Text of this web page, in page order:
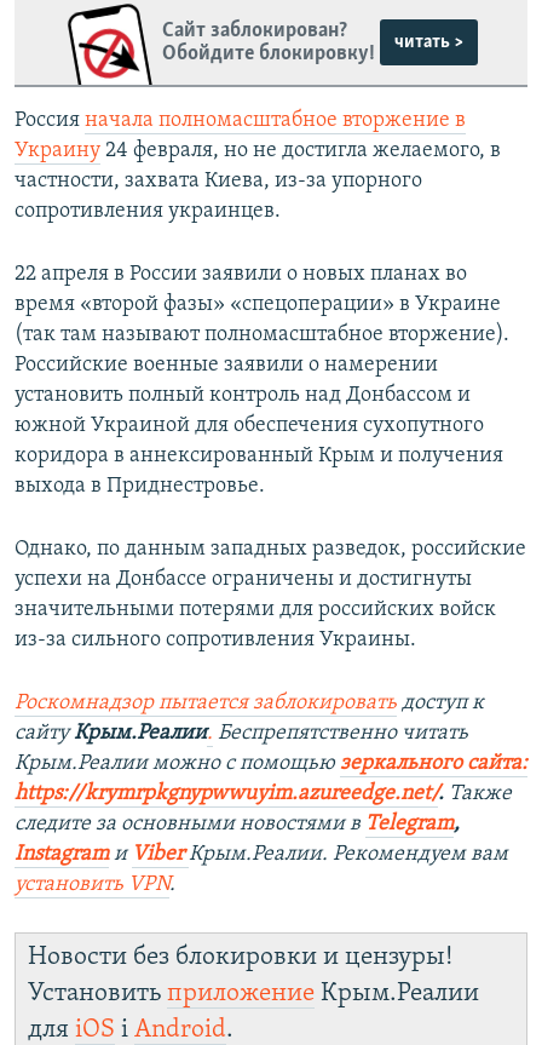
Сайт заблокирован?
Обойдите блокировку!
читать >
Россия начала полномасштабное вторжение в
Украину 24 февраля, но не достигла желаемого, в
частности, захвата Киева, из-за упорного
сопротивления украинцев.
22 апреля в России заявили о новых планах во
время «второй фазы» «спецоперации» в Украине
(так там называют полномасштабное вторжение).
Российские военные заявили о намерении
установить полный контроль над Донбассом и
южной Украиной для обеспечения сухопутного
коридора в аннексированный Крым и получения
выхода в Приднестровье.
Однако, по данным западных разведок, российские
успехи на Донбассе ограничены и достигнуты
значительными потерями для российских войск
из-за сильного сопротивления Украины.
Роскомнадзор пытается заблокировать доступ к
сайтуКрым.Реалии. Беспрепятственно читать
Крым.Реалии можно с помощью зеркального сайта:
https://krymrpkgnypwwuyim.azureedge.net/. Также
следите за основными новостями в Telegram,
Instagramи ViberКрым.Реалии. Рекомендуем вам
установить VPN.
Новости без блокировки и цензуры!
Установить приложение Крым.Реалии
для iOS і Android.